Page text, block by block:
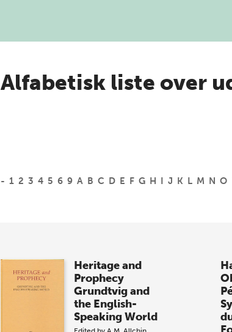
Alfabetisk liste over
- 1 2 3 4 5 6 9 A B C D E F G H I J K L M N O
Heritage and
Prophecy
Grundtvig and
the English-
Speaking World